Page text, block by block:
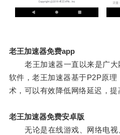
老王加速器免费app
老王加速器一直以来是广大
软件，老王加速器基于P2P原理
术，可以有效降低网络延迟，提
老王加速器免费安卓版
无论是在线游戏、网络电视